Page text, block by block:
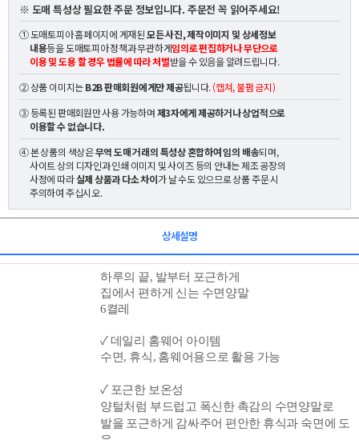
※ 도매 특성상 필요한 주문 정보입니다. 주문전 꼭 읽어주세요!
① 도매토피아 홈페이지에 게재된모든 사진, 제작이미지 및 상세정보
내용등을 도매토피아 정책과 무관하게임의로 편집하거나 무단으로
이용 및 도용 할 경우 법률에 따라 처벌받을 수 있음을 알려드립니다.
② 상품 이미지는B2B 판매회원에게만 제공됩니다.(캡쳐, 불펌 금지)
③ 등록된 판매회원만 사용 가능하며제3자에게 제공하거나 상업적으로
이용할 수 없습니다.
④ 본 상품의 색상은무역 도매 거래의 특성상 혼합하여 임의 배송되며,
사이트 상의 디자인과 인쇄 이미지 및 사이즈 등의 안내는 제조 공장의
사정에 따라실제 상품과 다소 차이가 날 수도 있으므로 상품 주문 시
주의하여 주십시오.
상세설명
하루의 끝, 발부터 포근하게
집에서 편하게 신는 수면양말
6켤레
✓데일리 홈웨어 아이템
수면, 휴식, 홈웨어용으로 활용 가능
✓ 포근한 보온성
양털처럼 부드럽고 폭신한 촉감의 수면양말로
발을 포근하게 감싸주어 편안한 휴식과 숙면에 도